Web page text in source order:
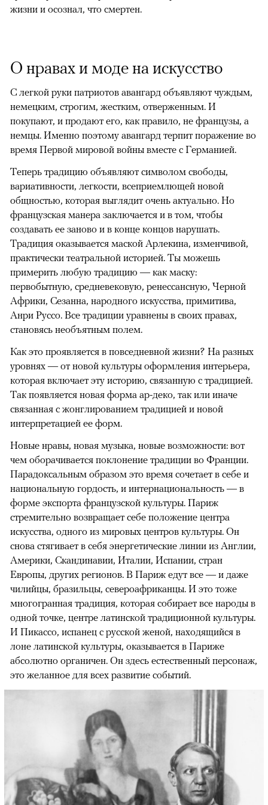
жизни и осознал, что смертен.
О нравах и моде на искусство
С легкой руки патриотов авангард объявляют чуждым,
немецким, строгим, жестким, отверженным. И
покупают, и продают его, как правило, не французы, а
немцы. Именно поэтому авангард терпит поражение во
время Первой мировой войны вместе с Германией.
Теперь традицию объявляют символом свободы,
вариативности, легкости, всеприемлющей новой
общностью, которая выглядит очень актуально. Но
французская манера заключается и в том, чтобы
создавать ее заново и в конце концов нарушать.
Традиция оказывается маской Арлекина, изменчивой,
практически театральной историей. Ты можешь
примерить любую традицию — как маску:
первобытную, средневековую, ренессансную, Черной
Африки, Сезанна, народного искусства, примитива,
Анри Руссо. Все традиции уравнены в своих правах,
становясь необъятным полем.
Как это проявляется в повседневной жизни? На разных
уровнях — от новой культуры оформления интерьера,
которая включает эту историю, связанную с традицией.
Так появляется новая форма ар-деко, так или иначе
связанная с жонглированием традицией и новой
интерпретацией ее форм.
Новые нравы, новая музыка, новые возможности: вот
чем оборачивается поклонение традиции во Франции.
Парадоксальным образом это время сочетает в себе и
национальную гордость, и интернациональность — в
форме экспорта французской культуры. Париж
стремительно возвращает себе положение центра
искусства, одного из мировых центров культуры. Он
снова стягивает в себя энергетические линии из Англии,
Америки, Скандинавии, Италии, Испании, стран
Европы, других регионов. В Париж едут все — и даже
чилийцы, бразильцы, североафриканцы. И это тоже
многогранная традиция, которая собирает все народы в
одной точке, центре латинской традиционной культуры.
И Пикассо, испанец с русской женой, находящийся в
лоне латинской культуры, оказывается в Париже
абсолютно органичен. Он здесь естественный персонаж,
это желанное для всех развитие событий.